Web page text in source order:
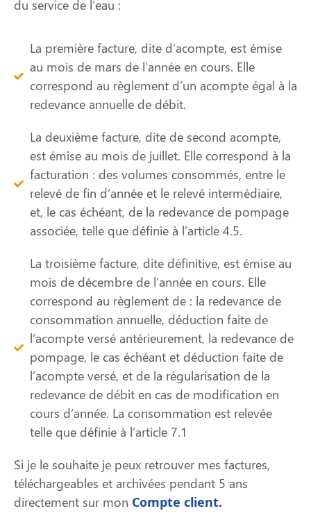
du service de l’eau :
La première facture, dite d’acompte, est émise
au mois de mars de l’année en cours. Elle
correspond au règlement d’un acompte égal à la
redevance annuelle de débit.
La deuxième facture, dite de second acompte,
est émise au mois de juillet. Elle correspond à la
facturation : des volumes consommés, entre le
relevé de fin d’année et le relevé intermédiaire,
et, le cas échéant, de la redevance de pompage
associée, telle que définie à l’article 4.5.
La troisième facture, dite définitive, est émise au
mois de décembre de l’année en cours. Elle
correspond au règlement de : la redevance de
consommation annuelle, déduction faite de
l’acompte versé antérieurement, la redevance de
pompage, le cas échéant et déduction faite de
l’acompte versé, et de la régularisation de la
redevance de débit en cas de modification en
cours d’année. La consommation est relevée
telle que définie à l’article 7.1
Si je le souhaite je peux retrouver mes factures,
téléchargeables et archivées pendant 5 ans
directement sur mon Compte client.